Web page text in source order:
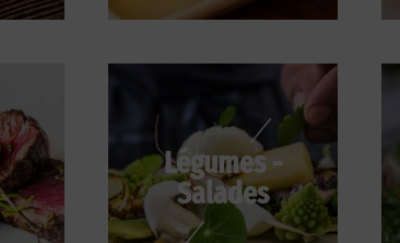
Légumes -
Salades